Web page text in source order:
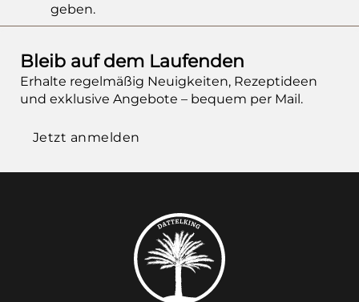
geben.
Bleib auf dem Laufenden
Erhalte regelmäßig Neuigkeiten, Rezeptideen
und exklusive Angebote – bequem per Mail.
Jetzt anmelden